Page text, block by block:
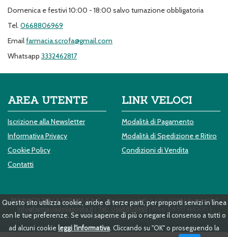
Questo sito utilizza cookie, anche di terze parti, per proporti servizi in linea
con le tue preferenze. Se vuoi saperne di più o negare il consenso a tutti o
ad alcuni cookie leggi l'informativa . Cliccando su "OK" o proseguendo la
Domenica e festivi 10:00 - 18:00 salvo turnazione obbligatoria
Tel. 0668806969
Emailfarmacia.scrofa@gmail.com
Whatsapp 3332462817
AREA UTENTE
Iscrizione alla Newsletter
Informativa Privacy
Cookie Policy
Contatti
LINK VELOCI
Modalità di Pagamento
Modalità di Spedizione e Ritiro
Condizioni di Vendita
FARMACIA DELLA SCROFA S.A.S.- Piazza Cardelli n.6/6a 00186 Roma (Ro)
info@farmaciadellascrofa.it| Tel.: 0668806969| P.Iva: 08577461000 |
Numero R.E.A.: